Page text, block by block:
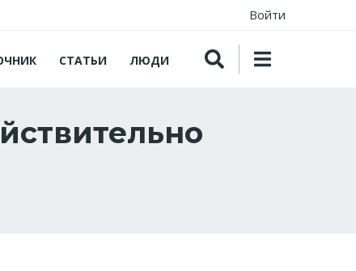
Войти
СТАТЬИ ЛЮДИ